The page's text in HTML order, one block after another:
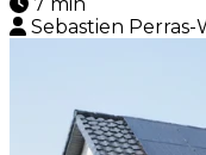
Sebastien Perras-